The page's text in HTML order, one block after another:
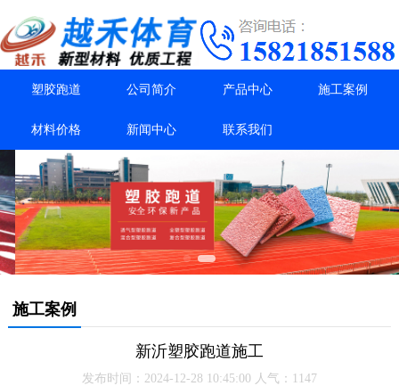
塑胶跑道 公司简介 产品中心 施工案例
材料价格 新闻中心 联系我们
施工案例
新沂塑胶跑道施工
发布时间：2024-12-28 10:45:00 人气：1147